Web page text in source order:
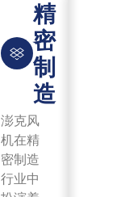
精
密
制
造
澎克风
机在精
密制造
行业中